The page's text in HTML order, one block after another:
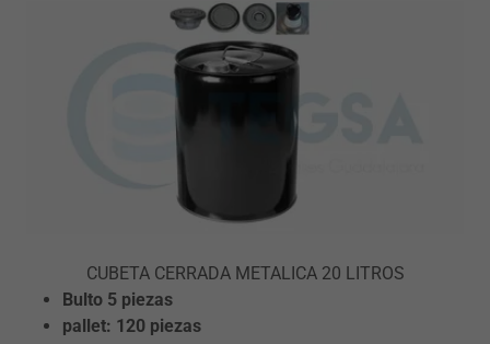
CUBETA CERRADA METALICA 20 LITROS
Bulto 5 piezas
pallet: 120 piezas